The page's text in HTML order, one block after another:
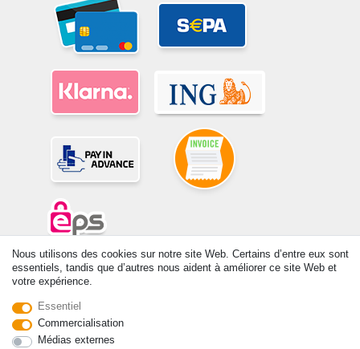
© Copyright 2026 | Tous droits réservés. -Tous droits réservés – Les
prix indiqués par le Vendeur au moment de la commande sont libellés
Nous utilisons des cookies sur notre site Web. Certains d’entre eux sont
essentiels, tandis que d’autres nous aident à améliorer ce site Web et
votre expérience.
Essentiel
Commercialisation
Médias externes
Rétracter le contrat ici